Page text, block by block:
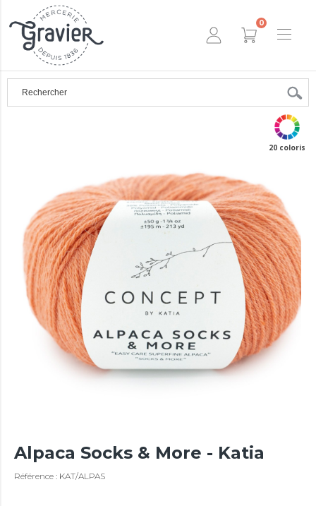
0
20 coloris
Alpaca Socks & More - Katia
Référence : KAT/ALPAS